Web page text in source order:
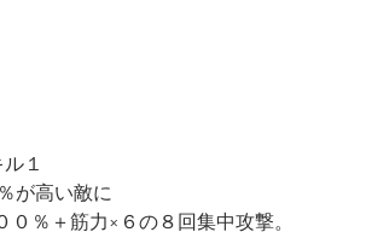
１
高い敵に
％＋筋力×６の８回集中攻撃。